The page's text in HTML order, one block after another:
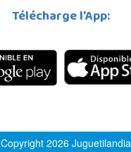
Télécharge l'App:
2026 Juguetilandia